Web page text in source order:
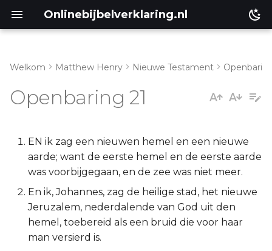
Onlinebijbelverklaring.nl
Éxodus
Leviticus
Numeri
Deuteronomium
Openbaring 21:1-8
Openbaring 21:9-27
Welkom Matthew Henry Nieuwe Testament
Openbaring 21
EN ik zag een nieuwen hemel en een nieuwe
aarde; want de eerste hemel en de eerste aarde
was voorbijgegaan, en de zee was niet meer.
En ik, Johannes, zag de heilige stad, het nieuwe
Jeruzalem, nederdalende van God uit den
hemel, toebereid als een bruid die voor haar
man versierd is.